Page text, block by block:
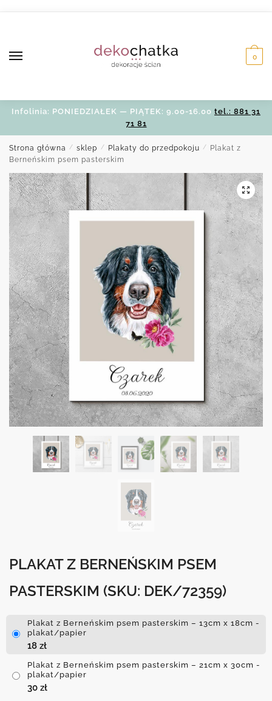
0
Infolinia: PONIEDZIAŁEK — PIĄTEK: 9.00-16.00 tel.: 881 31
71 81
Strona główna / sklep / Plakaty do przedpokoju /
Plakat z
Berneńskim psem pasterskim
PLAKAT Z BERNEŃSKIM PSEM
PASTERSKIM (SKU: DEK/72359)
Plakat z Berneńskim psem pasterskim – 13cm x 18cm -
plakat/papier
18 zł
Plakat z Berneńskim psem pasterskim – 21cm x 30cm -
plakat/papier
30 zł